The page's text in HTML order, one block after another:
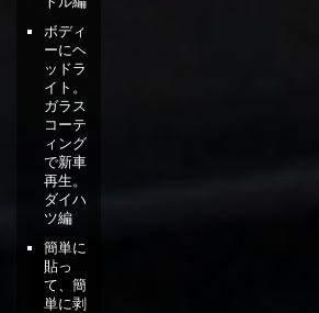
ボディ
ーにヘ
ッドラ
イト。
ガラス
コーテ
ィング
で新車
再生。
ダイハ
ツ編
簡単に
貼っ
て、簡
単に剥